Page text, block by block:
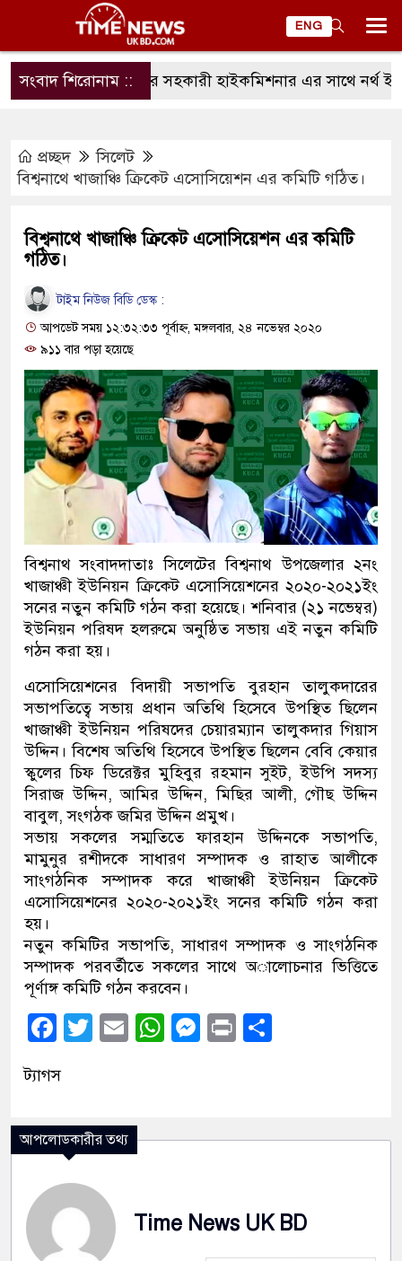
ENG
সংবাদ শিরোনাম ::
ম্যানচেষ্টার সহকারী হাইকমিশনার এর সাথে নর্থ
প্রচ্ছদ
সিলেট
বিশ্বনাথে খাজাঞ্চি ক্রিকেট এসোসিয়েশন এর কমিটি গঠিত।
বিশ্বনাথে খাজাঞ্চি ক্রিকেট এসোসিয়েশন এর কমিটি
গঠিত।
টাইম নিউজ বিডি ডেস্ক :
আপডেট সময় ১২:৩২:৩৩ পূর্বাহ্ন, মঙ্গলবার, ২৪ নভেম্বর ২০২০
৯১১ বার পড়া হয়েছে
বিশ্বনাথ সংবাদদাতাঃ সিলেটের বিশ্বনাথ উপজেলার ২নং
খাজাঞ্চী ইউনিয়ন ক্রিকেট এসোসিয়েশনের ২০২০-২০২১ইং
সনের নতুন কমিটি গঠন করা হয়েছে। শনিবার (২১ নভেম্বর)
ইউনিয়ন পরিষদ হলরুমে অনুষ্ঠিত সভায় এই নতুন কমিটি
গঠন করা হয়।
এসোসিয়েশনের বিদায়ী সভাপতি বুরহান তালুকদারের
সভাপতিত্বে সভায় প্রধান অতিথি হিসেবে উপস্থিত ছিলেন
খাজাঞ্চী ইউনিয়ন পরিষদের চেয়ারম্যান তালুকদার গিয়াস
উদ্দিন। বিশেষ অতিথি হিসেবে উপস্থিত ছিলেন বেবি কেয়ার
স্কুলের চিফ ডিরেক্টর মুহিবুর রহমান সুইট, ইউপি সদস্য
সিরাজ উদ্দিন, আমির উদ্দিন, মিছির আলী, গৌছ উদ্দিন
বাবুল, সংগঠক জমির উদ্দিন প্রমুখ।
সভায় সকলের সম্মতিতে ফারহান উদ্দিনকে সভাপতি,
মামুনুর রশীদকে সাধারণ সম্পাদক ও রাহাত আলীকে
সাংগঠনিক সম্পাদক করে খাজাঞ্চী ইউনিয়ন ক্রিকেট
এসোসিয়েশনের ২০২০-২০২১ইং সনের কমিটি গঠন করা
হয়।
নতুন কমিটির সভাপতি, সাধারণ সম্পাদক ও সাংগঠনিক
সম্পাদক পরবর্তীতে সকলের সাথে অালোচনার ভিত্তিতে
পূর্ণাঙ্গ কমিটি গঠন করবেন।
Facebook
Twitter
EmailWhatsApp
Messenger
Print
ট্যাগস
আপলোডকারীর তথ্য
Time News UK BD